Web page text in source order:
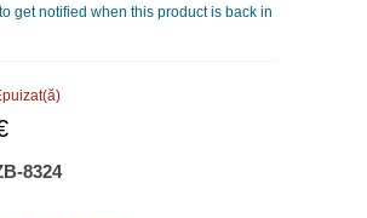
get notified when this product is back in
8324